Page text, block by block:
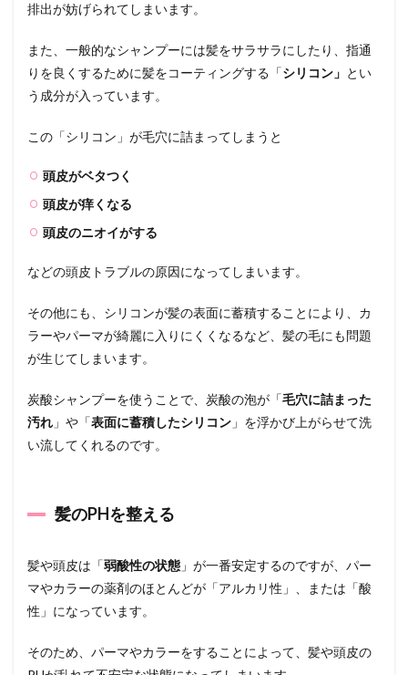
炭酸
ーを
作っ
てみ
る
6
すめ
の炭
酸シ
プー
7
まと
排出が妨げられてしまいます。
また、一般的なシャンプーには髪をサラサラにしたり、指通
りを良くするために髪をコーティングする「シリコン」 とい
う成分が入っています。
この「シリコン」が毛穴に詰まってしまうと
頭皮がベタつく
頭皮が痒くなる
頭皮のニオイがする
などの頭皮トラブルの原因になってしまいます。
その他にも、シリコンが髪の表面に蓄積することにより、カ
ラーやパーマが綺麗に入りにくくなるなど、髪の毛にも問題
が生じてしまいます。
炭酸シャンプーを使うことで、炭酸の泡が「毛穴に詰まった
汚れ 」や「表面に蓄積したシリコン 」を浮かび上がらせて洗
い流してくれるのです。
髪のPHを整える
髪や頭皮は「弱酸性の状態 」が一番安定するのですが、パー
マやカラーの薬剤のほとんどが「アルカリ性」、または「酸
性」になっています。
そのため、パーマやカラーをすることによって、髪や頭皮の